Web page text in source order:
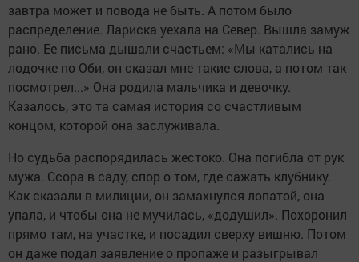
завтра может и повода не быть. А потом было
распределение. Лариска уехала на Север. Вышла замуж
рано. Ее письма дышали счастьем: «Мы катались на
лодочке по Оби, он сказал мне такие слова, а потом так
посмотрел...» Она родила мальчика и девочку.
Казалось, это та самая история со счастливым
концом, которой она заслуживала.
Но судьба распорядилась жестоко. Она погибла от рук
мужа. Ссора в саду, спор о том, где сажать клубнику.
Как сказали в милиции, он замахнулся лопатой, она
упала, и чтобы она не мучилась, «додушил». Похоронил
прямо там, на участке, и посадил сверху вишню. Потом
он даже подал заявление о пропаже и разыгрывал